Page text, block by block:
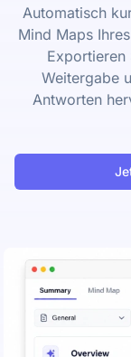
Automatisch
Mind Maps
Exportieren
Weitergabe
Antworten